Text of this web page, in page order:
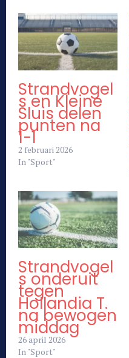
Strandvogel
s en Kleine
Sluis delen
punten na
1-1
2 februari 2026
In "Sport"
Strandvogel
s onderuit
tegen
Hollandia T.
na bewogen
middag
26 april 2026
In "Sport"